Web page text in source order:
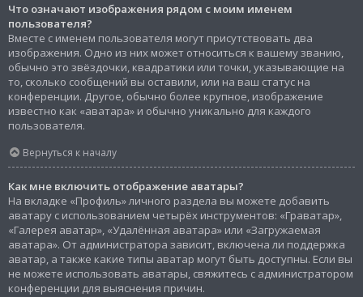
Что означают изображения рядом с моим именем
пользователя?
Вместе с именем пользователя могут присутствовать два
изображения. Одно из них может относиться к вашему званию,
обычно это звёздочки, квадратики или точки, указывающие на
то, сколько сообщений вы оставили, или на ваш статус на
конференции. Другое, обычно более крупное, изображение
известно как «аватара» и обычно уникально для каждого
пользователя.
Вернуться к началу
Как мне включить отображение аватары?
На вкладке «Профиль» личного раздела вы можете добавить
аватару с использованием четырёх инструментов: «Граватар»,
«Галерея аватар», «Удалённая аватара» или «Загружаемая
аватара». От администратора зависит, включена ли поддержка
аватар, а также какие типы аватар могут быть доступны. Если вы
не можете использовать аватары, свяжитесь с администратором
конференции для выяснения причин.